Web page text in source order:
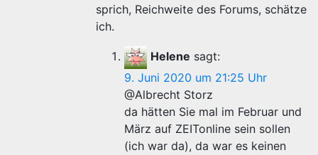
sprich, Reichweite des Forums, schätze
ich.
Helene sagt:
9. Juni 2020 um 21:25 Uhr
@Albrecht Storz
da hätten Sie mal im Februar und
März auf ZEITonline sein sollen
(ich war da), da war es keinen